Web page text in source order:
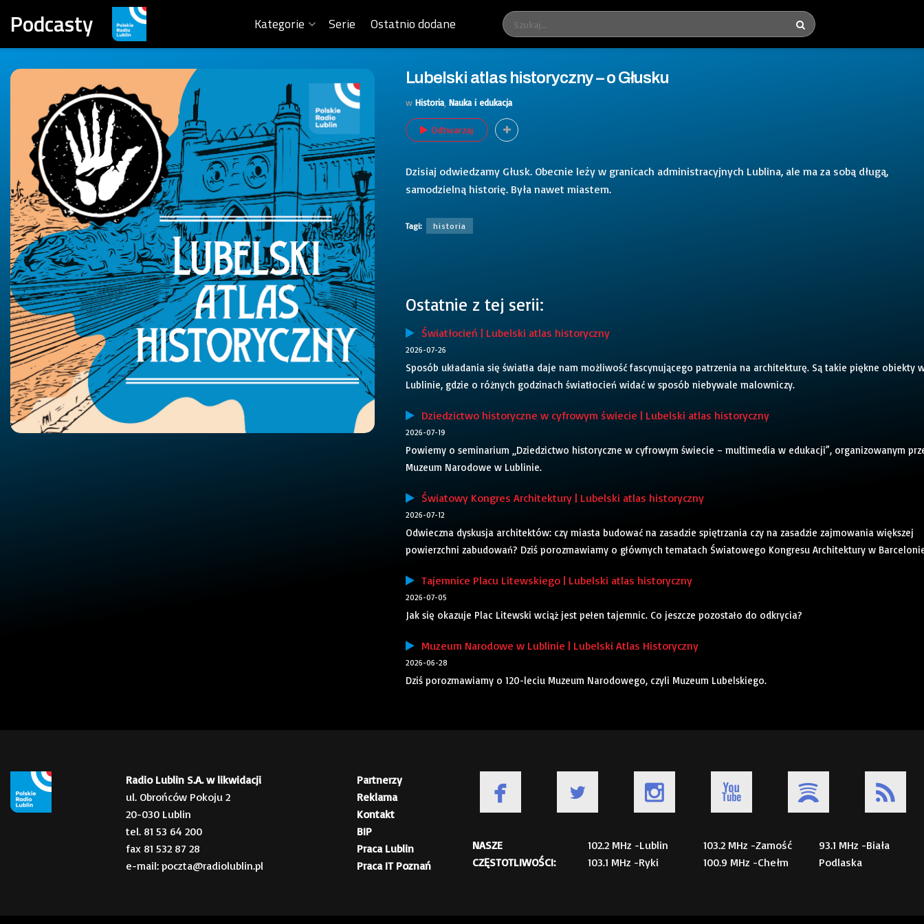
Podcasty Kategorie Serie Ostatnio dodane
Lubelski atlas historyczny – o Głusku
w Historia Nauka i edukacja
Odtwarzaj
Dzisiaj odwiedzamy Głusk. Obecnie leży w granicach administracyjnych Lublina, ale ma za sobą długą,
samodzielną historię. Była nawet miastem.
Tagi: historia
Ostatnie z tej serii:
Światłocień | Lubelski atlas historyczny
2026-07-26
Sposób układania się światła daje nam możliwość fascynującego patrzenia na architekturę. Są takie piękne obiekty
Lublinie, gdzie o różnych godzinach światłocień widać w sposób niebywale malowniczy.
Dziedzictwo historyczne w cyfrowym świecie | Lubelski atlas historyczny
2026-07-19
Powiemy o seminarium „Dziedzictwo historyczne w cyfrowym świecie – multimedia w edukacji”, organizowanym
Muzeum Narodowe w Lublinie.
Światowy Kongres Architektury | Lubelski atlas historyczny
2026-07-12
Odwieczna dyskusja architektów: czy miasta budować na zasadzie spiętrzania czy na zasadzie zajmowania większej
powierzchni zabudowań? Dziś porozmawiamy o głównych tematach Światowego Kongresu Architektury w
Tajemnice Placu Litewskiego | Lubelski atlas historyczny
2026-07-05
Jak się okazuje Plac Litewski wciąż jest pełen tajemnic. Co jeszcze pozostało do odkrycia?
Muzeum Narodowe w Lublinie | Lubelski Atlas Historyczny
2026-06-28
Dziś porozmawiamy o 120-leciu Muzeum Narodowego, czyli Muzeum Lubelskiego.
Radio Lublin S.A. w likwidacji
ul. Obrońców Pokoju 2
20-030 Lublin
tel. 81 53 64 200
fax 81 532 87 28
e-mail: poczta@radiolublin.pl
Partnerzy
Reklama
Kontakt
BIP
Praca Lublin
Praca IT Poznań
NASZE
CZĘSTOTLIWOŚCI:
102.2 MHz -Lublin
103.1 MHz -Ryki
103.2 MHz -Zamość
100.9 MHz -Chełm
93.1 MHz -Biała
Podlaska